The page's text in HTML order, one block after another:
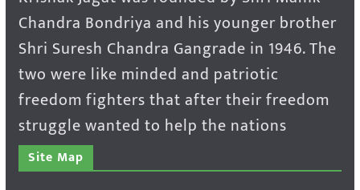
Chandra Bondriya and his younger brother
Shri Suresh Chandra Gangrade in 1946. The
two were like minded and patriotic
freedom fighters that after their freedom
struggle wanted to help the nations
Site Map